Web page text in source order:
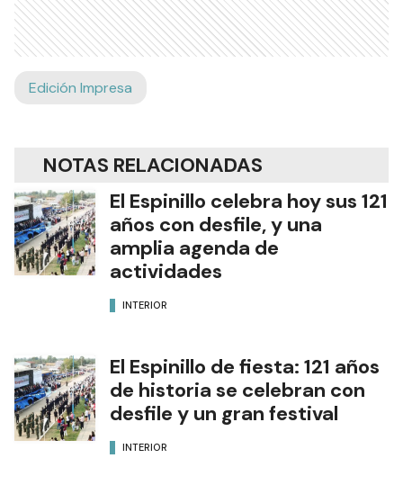
Edición Impresa
NOTAS RELACIONADAS
El Espinillo celebra hoy sus 121
años con desfile, y una
amplia agenda de
actividades
INTERIOR
El Espinillo de fiesta: 121 años
de historia se celebran con
desfile y un gran festival
INTERIOR